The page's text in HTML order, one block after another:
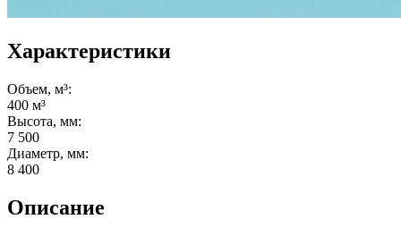
Характеристики
Объем, м³:
400 м³
Высота, мм:
7 500
Диаметр, мм:
8 400
Описание